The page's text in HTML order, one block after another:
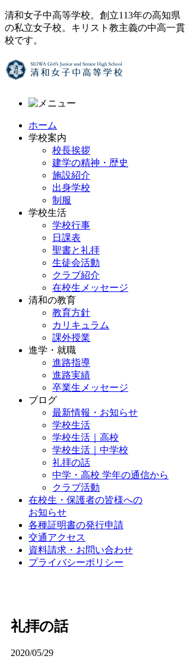
清和女子中高等学校。創立113年の高知県
の私立女子校。キリスト教主義の中高一貫
校です。
ホーム
学校案内
校長挨拶
建学の精神・歴史
施設紹介
出身学校
制服
学校生活
学校行事
日課表
聖書と礼拝
生徒会活動
クラブ紹介
在校生メッセージ
清和の教育
教育方針
カリキュラム
課外授業
進学・就職
進路指導
進路実績
卒業生メッセージ
ブログ
最新情報・お知らせ
学校生活
学校生活｜高校
学校生活｜中学校
礼拝の話
中学・高校 学年の通信から
クラブ活動
在校生・保護者の皆様への
お知らせ
各種証明書の発行申請
交通アクセス
資料請求・お問い合わせ
プライバシーポリシー
礼拝の話
2020/05/29